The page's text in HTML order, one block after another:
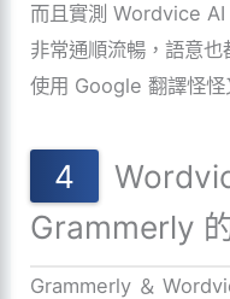
而且實測 Wordvice AI
非常通順流暢，語意
使用 Google 翻譯怪怪
Grammerly
Grammerly ＆